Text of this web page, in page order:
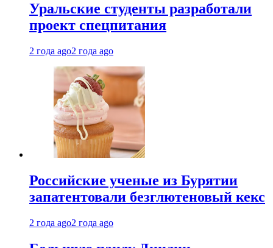
Уральские студенты разработали
проект спецпитания
2 года ago2 года ago
Российские ученые из Бурятии
запатентовали безглютеновый кекс
2 года ago2 года ago